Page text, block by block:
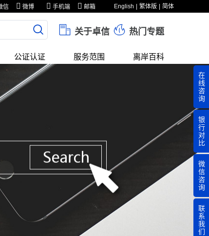
English 繁体版 简体
信 微博 手机端 邮箱
关于卓信 热门专题
公证认证 服务范围 离岸百科
在
线
咨
询
银
行
对
比
微
信
咨
询
联
系
我
们